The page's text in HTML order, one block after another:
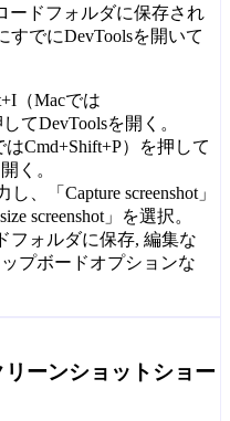
ードフォルダに保存され
すでにDevToolsを開いて
（Macでは
てDevToolsを開く。
はCmd+Shift+P）を押して
く。
し、「Capture screenshot」
screenshot」を選択。
フォルダに保存, 編集な
プボードオプションな
ーンショットショー